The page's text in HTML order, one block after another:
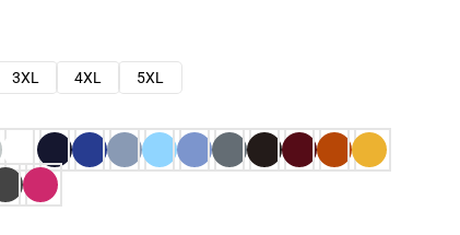
3XL 4XL
5XL